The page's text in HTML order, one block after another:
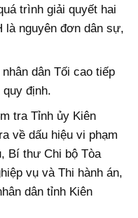
trình giải quyết hai
là nguyên đơn dân sự,
dân Tối cao tiếp
định.
tra Tỉnh ủy Kiên
về dấu hiệu vi phạm
Bí thư Chi bộ Tòa
vụ và Thi hành án,
dân tỉnh Kiên